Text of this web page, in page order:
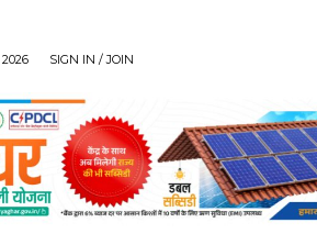
SIGN IN / JOIN